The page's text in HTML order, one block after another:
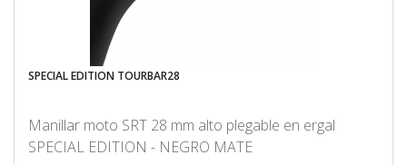
SPECIAL EDITION TOURBAR28
Manillar moto SRT 28 mm alto plegable en ergal
SPECIAL EDITION - NEGRO MATE